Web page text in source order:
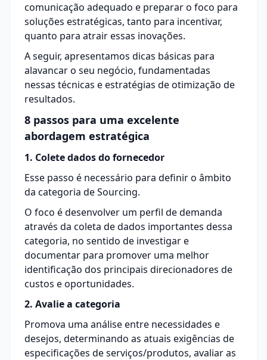
comunicação adequado e preparar o foco para
soluções estratégicas, tanto para incentivar,
quanto para atrair essas inovações.
A seguir, apresentamos dicas básicas para
alavancar o seu negócio, fundamentadas
nessas técnicas e estratégias de otimização de
resultados.
8 passos para uma excelente
abordagem estratégica
1. Colete dados do fornecedor
Esse passo é necessário para definir o âmbito
da categoria deSourcing.
O foco é desenvolver um perfil de demanda
através da coleta de dados importantes dessa
categoria, no sentido de investigar e
documentar para promover uma melhor
identificação dos principais direcionadores de
custos e oportunidades.
2. Avalie a categoria
Promova uma análise entre necessidades e
desejos, determinando as atuais exigências de
especificações de serviços/produtos, avaliar as